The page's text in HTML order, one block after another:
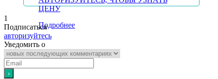
ЦЕНУ
Подробнее
1
Подписаться
авторизуйтесь
Уведомить о